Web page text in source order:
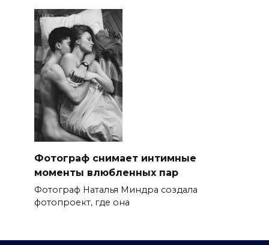
Фотограф снимает интимные
моменты влюбленных пар
Фотограф Наталья Миндра создала
фотопроект, где она